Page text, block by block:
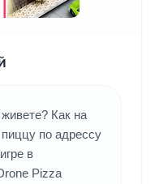
Как на
по адрессу
в
Pizza